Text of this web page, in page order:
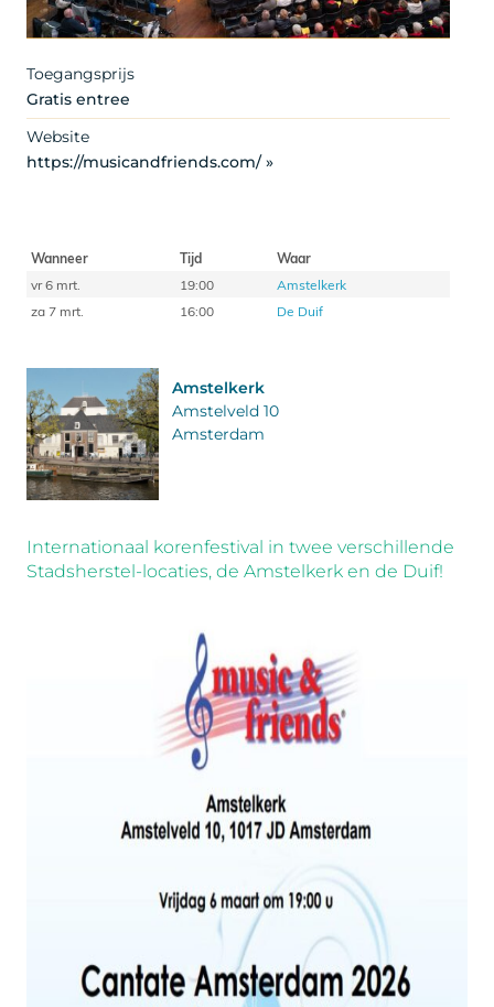
Artist
Toegangsprijs
Gratis entree
Website
https://musicandfriends.com/ »
Wanneer Tijd
Waar
vr 6 mrt.
19:00
Amstelkerk
za 7 mrt.
16:00 De Duif
Amstelkerk
Amstelveld 10
Amsterdam
Internationaal korenfestival in twee verschillende
Stadsherstel-locaties, de Amstelkerk en de Duif!